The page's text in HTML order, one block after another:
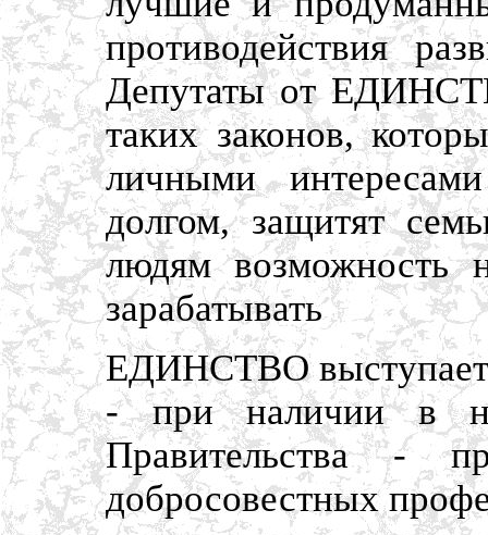
противодействия
Депутаты от
таких законов,
личными
долгом, защитят
людям возможность
зарабатывать
ЕДИНСТВО
- при наличии в
Правительства -
добросовестных